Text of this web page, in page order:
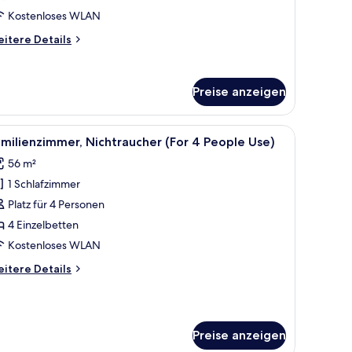
Kostenloses WLAN
Details
Preise anzeigen
und einem Nachttisch mit einer Lampe.
einem runden Couchtisch und einem Bett mit Kopfteil.
Ein Hotelzimmer mit zwei Betten, einer
7 Nichtraucher (For 4 People Use)
56 m²
1 Schlafzimmer
Platz für 4 Personen
4 Einzelbetten
Kostenloses WLAN
Details
Preise anzeigen